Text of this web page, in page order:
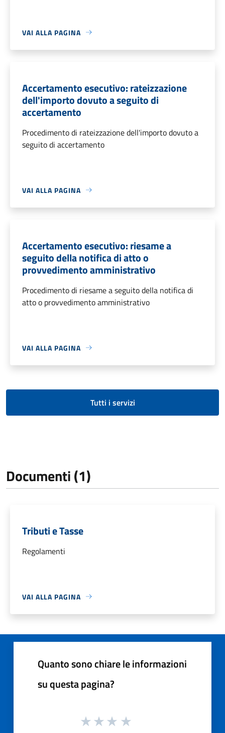
VAI ALLA PAGINA
Accertamento esecutivo: rateizzazione
dell'importo dovuto a seguito di
accertamento
Procedimento di rateizzazione dell'importo dovuto a
seguito di accertamento
VAI ALLA PAGINA
Accertamento esecutivo: riesame a
seguito della notifica di atto o
provvedimento amministrativo
Procedimento di riesame a seguito della notifica di
atto o provvedimento amministrativo
VAI ALLA PAGINA
Tutti i servizi
Documenti (1)
Tributi e Tasse
Regolamenti
VAI ALLA PAGINA
Quanto sono chiare le informazioni
su questa pagina?